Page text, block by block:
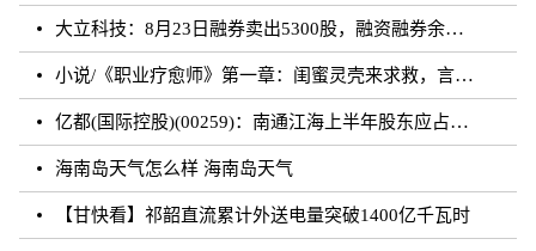
大立科技：8月23日融券卖出5300股，融资融券余额7.64亿元
小说/《职业疗愈师》第一章：闺蜜灵壳来求救，言闻雨对付暗灵
亿都(国际控股)(00259)：南通江海上半年股东应占溢利约3.62亿元 同比增加21.01%
海南岛天气怎么样 海南岛天气
【甘快看】祁韶直流累计外送电量突破1400亿千瓦时